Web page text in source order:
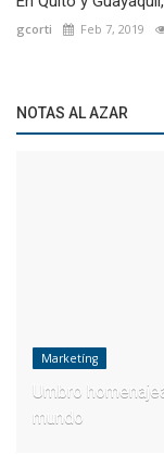
gcorti Feb 7, 2019
NOTAS AL AZAR
Marketíng
Umbro
mundo